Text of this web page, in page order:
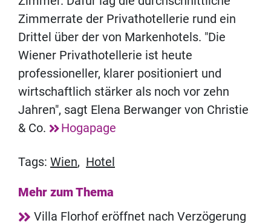
Zimmerrate der Privathotellerie rund ein
Drittel über der von Markenhotels. "Die
Wiener Privathotellerie ist heute
professioneller, klarer positioniert und
wirtschaftlich stärker als noch vor zehn
Jahren", sagt Elena Berwanger von Christie
& Co.
Hogapage
Tags: Wien, Hotel
Mehr zum Thema
Villa Florhof eröffnet nach Verzögerung